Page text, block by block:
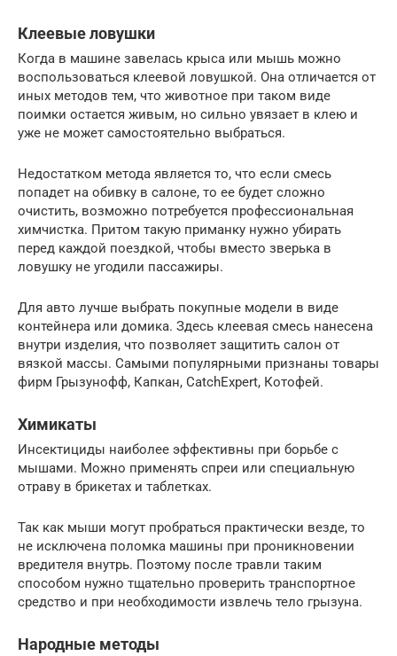
Клеевые ловушки
Когда в машине завелась крыса или мышь можно
воспользоваться клеевой ловушкой. Она отличается от
иных методов тем, что животное при таком виде
поимки остается живым, но сильно увязает в клею и
уже не может самостоятельно выбраться.
Недостатком метода является то, что если смесь
попадет на обивку в салоне, то ее будет сложно
очистить, возможно потребуется профессиональная
химчистка. Притом такую приманку нужно убирать
перед каждой поездкой, чтобы вместо зверька в
ловушку не угодили пассажиры.
Для авто лучше выбрать покупные модели в виде
контейнера или домика. Здесь клеевая смесь нанесена
внутри изделия, что позволяет защитить салон от
вязкой массы. Самыми популярными признаны товары
фирм Грызунофф, Капкан, CatchExpert, Котофей.
Химикаты
Инсектициды наиболее эффективны при борьбе с
мышами. Можно применять спреи или специальную
отраву в брикетах и таблетках.
Так как мыши могут пробраться практически везде, то
не исключена поломка машины при проникновении
вредителя внутрь. Поэтому после травли таким
способом нужно тщательно проверить транспортное
средство и при необходимости извлечь тело грызуна.
Народные методы